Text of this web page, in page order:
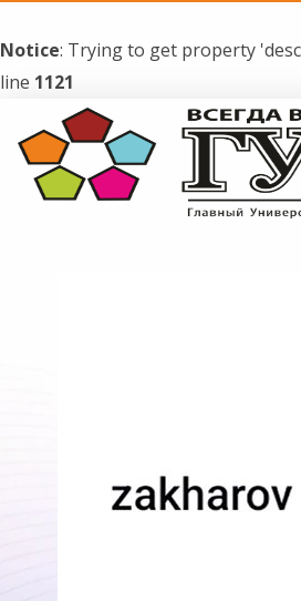
Notice: Trying to get property
line 1121